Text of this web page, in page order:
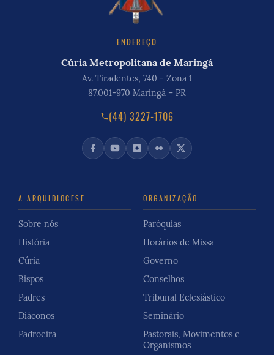
ENDEREÇO
Cúria Metropolitana de Maringá
Av. Tiradentes, 740 - Zona 1
87.001-970 Maringá – PR
(44) 3227-1706
A ARQUIDIOCESE
Sobre nós
História
Cúria
Bispos
Padres
Diáconos
Padroeira
ORGANIZAÇÃO
Paróquias
Horários de Missa
Governo
Conselhos
Tribunal Eclesiástico
Seminário
Pastorais, Movimentos e
Organismos